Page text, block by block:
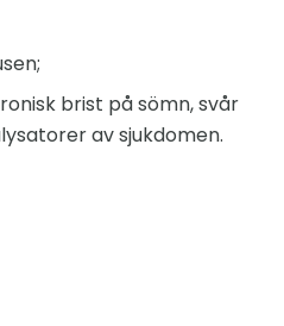
brist på sömn, svår
av sjukdomen.